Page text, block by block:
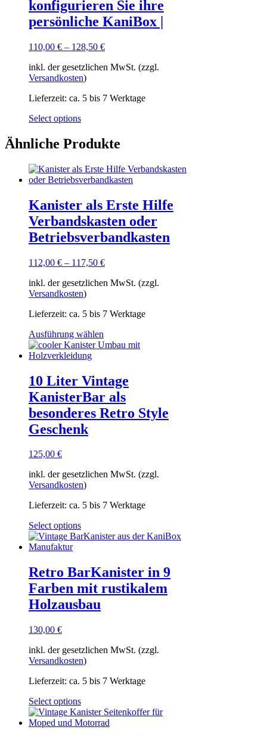
konfigurieren Sie ihre
persönliche KaniBox |
110,00 € – 128,50 €
inkl. der gesetzlichen MwSt. (zzgl.
Versandkosten)
Lieferzeit: ca. 5 bis 7 Werktage
Select optionsDieses
weist
mehrere
auf.
Die
können
auf
der
Produktseite
gewählt
werden
Ähnliche Produkte
Kanister als Erste Hilfe
Verbandskasten oder
Betriebsverbandkasten
112,00 € – 117,50 €
inkl. der gesetzlichen MwSt. (zzgl.
Versandkosten)
Lieferzeit: ca. 5 bis 7 Werktage
Ausführung wählen
Produkt
Varianten
auf.
Die
Optionen
können
werden
10 Liter Vintage
KanisterBar als
besonderes Retro Style
Geschenk
125,00 €
inkl. der gesetzlichen MwSt. (zzgl.
Versandkosten)
Lieferzeit: ca. 5 bis 7 Werktage
Select options
Retro BarKanister in 9
Farben mit rustikalem
Holzausbau
130,00 €
inkl. der gesetzlichen MwSt. (zzgl.
Versandkosten)
Lieferzeit: ca. 5 bis 7 Werktage
Select options